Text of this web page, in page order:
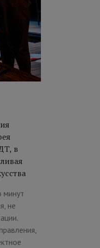
в
минут
не